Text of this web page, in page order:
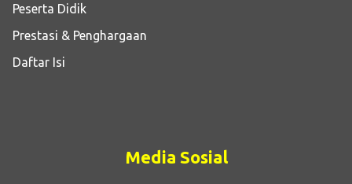
Peserta Didik
Prestasi & Penghargaan
Daftar Isi
Media Sosial